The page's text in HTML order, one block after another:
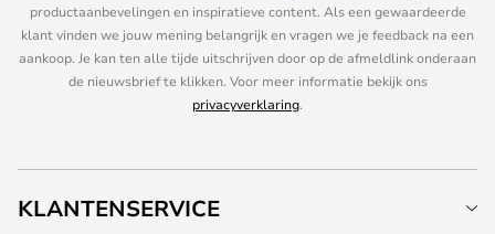
productaanbevelingen en inspiratieve content. Als een gewaardeerde
klant vinden we jouw mening belangrijk en vragen we je feedback na een
aankoop. Je kan ten alle tijde uitschrijven door op de afmeldlink onderaan
de nieuwsbrief te klikken. Voor meer informatie bekijk ons
privacyverklaring.
KLANTENSERVICE